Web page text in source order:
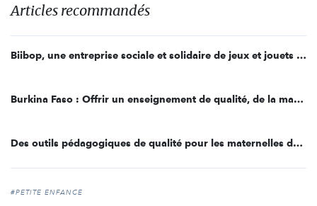
Articles recommandés
Biibop, une entreprise sociale et solidaire de jeux et jouets éducatifs au Burkina Faso
Burkina Faso : Offrir un enseignement de qualité, de la maternelle au collège
Des outils pédagogiques de qualité pour les maternelles du Burkina Faso
#PETITE ENFANCE